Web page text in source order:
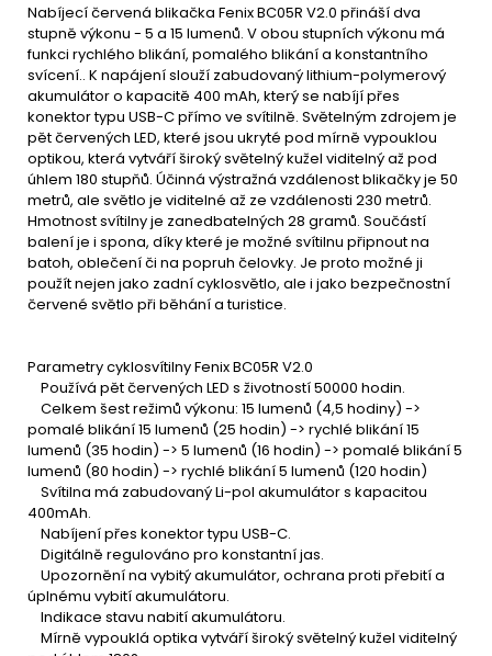
Nabíjecí červená blikačka Fenix BC05R V2.0 přináší dva
stupně výkonu - 5 a 15 lumenů. V obou stupních výkonu má
funkci rychlého blikání, pomalého blikání a konstantního
svícení.. K napájení slouží zabudovaný lithium-polymerový
akumulátor o kapacitě 400 mAh, který se nabíjí přes
konektor typu USB-C přímo ve svítilně. Světelným zdrojem je
pět červených LED, které jsou ukryté pod mírně vypouklou
optikou, která vytváří široký světelný kužel viditelný až pod
úhlem 180 stupňů. Účinná výstražná vzdálenost blikačky je 50
metrů, ale světlo je viditelné až ze vzdálenosti 230 metrů.
Hmotnost svítilny je zanedbatelných 28 gramů. Součástí
balení je i spona, díky které je možné svítilnu připnout na
batoh, oblečení či na popruh čelovky. Je proto možné ji
použít nejen jako zadní cyklosvětlo, ale i jako bezpečnostní
červené světlo při běhání a turistice.
Parametry cyklosvítilny Fenix BC05R V2.0
Používá pět červených LED s životností 50000 hodin.
Celkem šest režimů výkonu: 15 lumenů (4,5 hodiny) ->
pomalé blikání 15 lumenů (25 hodin) -> rychlé blikání 15
lumenů (35 hodin) -> 5 lumenů (16 hodin) -> pomalé blikání 5
lumenů (80 hodin) -> rychlé blikání 5 lumenů (120 hodin)
Svítilna má zabudovaný Li-pol akumulátor s kapacitou
400mAh.
Nabíjení přes konektor typu USB-C.
Digitálně regulováno pro konstantní jas.
Upozornění na vybitý akumulátor, ochrana proti přebití a
úplnému vybití akumulátoru.
Indikace stavu nabití akumulátoru.
Mírně vypouklá optika vytváří široký světelný kužel viditelný